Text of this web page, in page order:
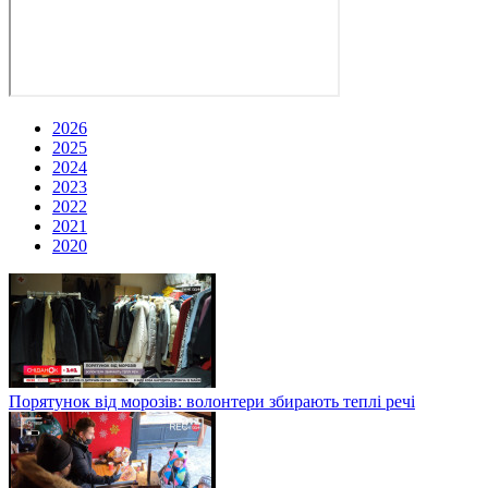
2026
2025
2024
2023
2022
2021
2020
Порятунок від морозів: волонтери збирають теплі речі